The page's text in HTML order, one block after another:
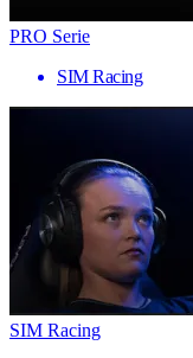
PRO Serie
SIM Racing
SIM Racing